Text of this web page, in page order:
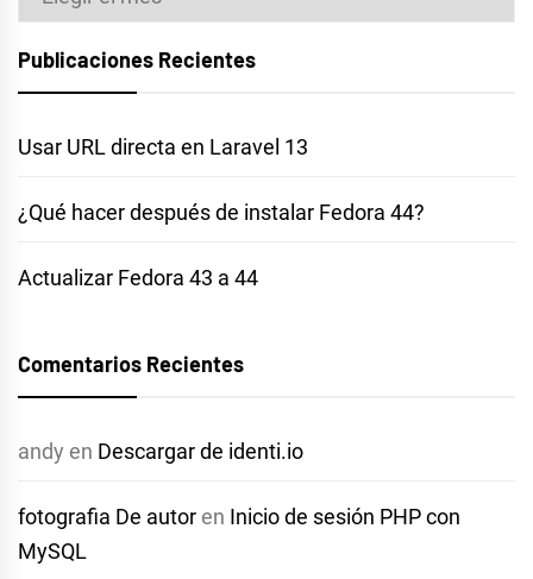
Publicaciones Recientes
Usar URL directa en Laravel 13
¿Qué hacer después de instalar Fedora 44?
Actualizar Fedora 43 a 44
Comentarios Recientes
andy en Descargar de identi.io
fotografia De autor en Inicio de sesión PHP con
MySQL